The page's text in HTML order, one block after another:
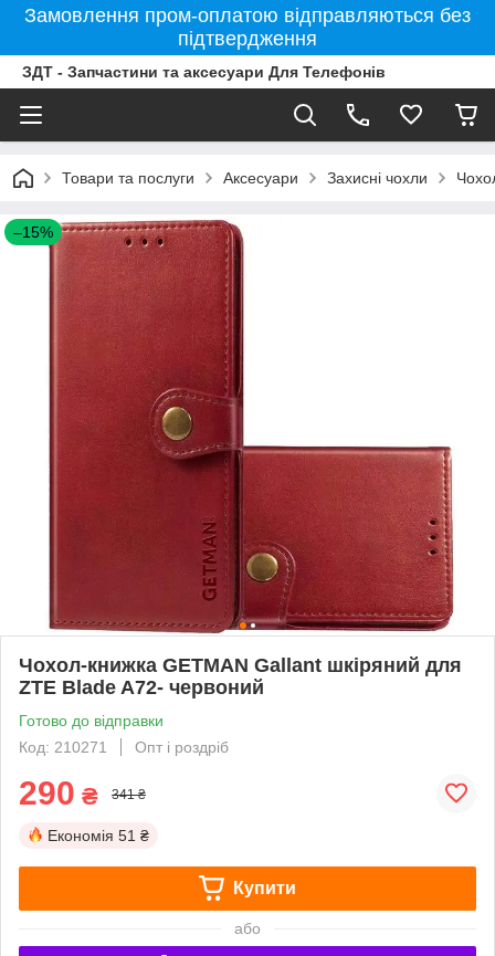
Замовлення пром-оплатою відправляються без
підтвердження
ЗДТ - Запчастини та аксесуари Для Телефонів
Товари та послуги Аксесуари Захисні чохли
–15%
Чохол-книжка GETMAN Gallant шкіряний для
ZTE Blade A72- червоний
Готово до відправки
Код: 210271
Опт і роздріб
290 ₴ 341 ₴
Економія 51 ₴
Купити
або